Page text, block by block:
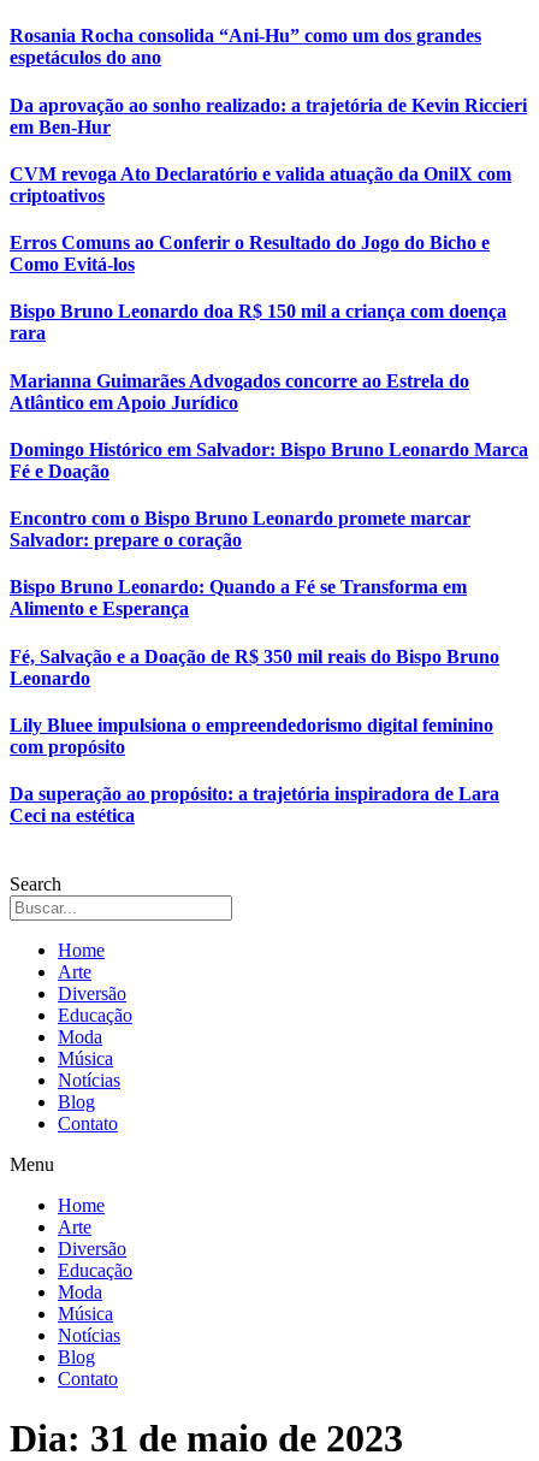
Rosania Rocha consolida “Ani-Hu” como um dos grandes
espetáculos do ano
Da aprovação ao sonho realizado: a trajetória de Kevin Riccieri
em Ben-Hur
CVM revoga Ato Declaratório e valida atuação da OnilX com
criptoativos
Erros Comuns ao Conferir o Resultado do Jogo do Bicho e
Como Evitá-los
Bispo Bruno Leonardo doa R$ 150 mil a criança com doença
rara
Marianna Guimarães Advogados concorre ao Estrela do
Atlântico em Apoio Jurídico
Domingo Histórico em Salvador: Bispo Bruno Leonardo Marca
Fé e Doação
Encontro com o Bispo Bruno Leonardo promete marcar
Salvador: prepare o coração
Bispo Bruno Leonardo: Quando a Fé se Transforma em
Alimento e Esperança
Fé, Salvação e a Doação de R$ 350 mil reais do Bispo Bruno
Leonardo
Lily Bluee impulsiona o empreendedorismo digital feminino
com propósito
Da superação ao propósito: a trajetória inspiradora de Lara
Ceci na estética
Search
Home
Arte
Diversão
Educação
Moda
Música
Notícias
Blog
Contato
Menu
Home
Arte
Diversão
Educação
Moda
Música
Notícias
Blog
Contato
Dia: 31 de maio de 2023